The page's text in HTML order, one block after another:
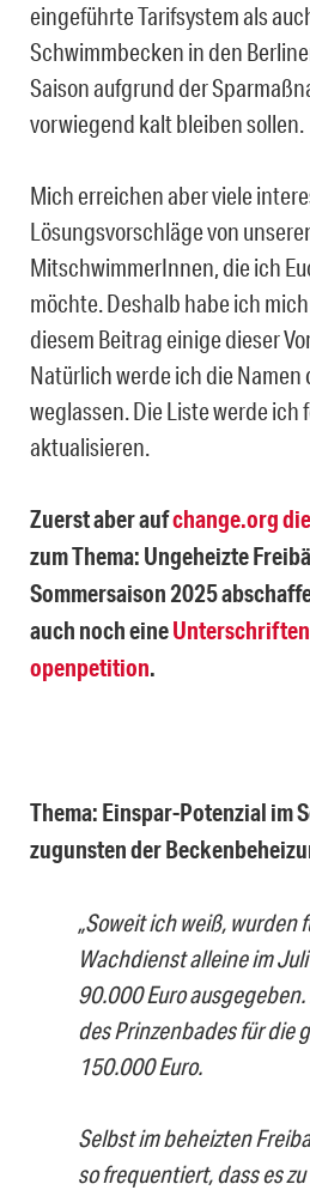
eingeführte Tarifsystem als
Schwimmbecken in den
Saison aufgrund der
vorwiegend kalt bleiben sollen.
Mich erreichen aber viele
Lösungsvorschläge von
MitschwimmerInnen, die ich
möchte. Deshalb habe ich
diesem Beitrag einige dieser
Natürlich werde ich die
weglassen. Die Liste werde ich
aktualisieren.
Zuerst aber aufchange.org
zum Thema: Ungeheizte
Sommersaison 2025
auch noch eine
openpetition.
Thema: Einspar-Potenzial im
zugunsten der
„Soweit ich weiß, wurden
Wachdienst alleine im
90.000 Euro ausgegeben.
des Prinzenbades für die
150.000 Euro.
Selbst im beheizten
so frequentiert, dass es zu